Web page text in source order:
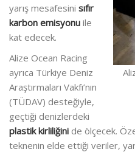
yarış mesafesini sıfır
karbon emisyonu ile
kat edecek.
Alize Ocean Racing
ayrıca Türkiye Deniz
Araştırmaları Vakfı’nın
(TÜDAV) desteğiyle,
geçtiği denizlerdeki
plastik kirliliğini de ölçecek.
teknenin elde ettiği veriler,